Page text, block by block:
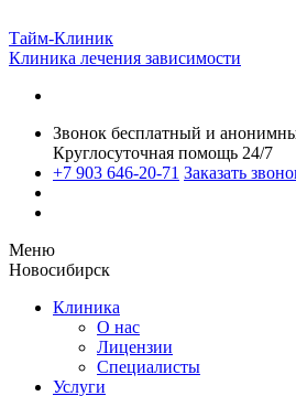
Тайм-Клиник
Клиника лечения зависимости
Звонок бесплатный и
Круглосуточная помощь 24/7
+7 903 646-20-71 Заказать
Меню
Новосибирск
Клиника
О нас
Лицензии
Специалисты
Услуги